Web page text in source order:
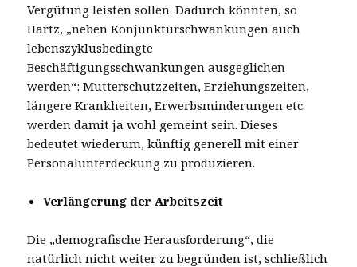
Vergütung leisten sollen. Dadurch könnten, so
Hartz, „neben Konjunkturschwankungen auch
lebenszyklusbedingte
Beschäftigungsschwankungen ausgeglichen
werden“: Mutterschutzzeiten, Erziehungszeiten,
längere Krankheiten, Erwerbsminderungen etc.
werden damit ja wohl gemeint sein. Dieses
bedeutet wiederum, künftig generell mit einer
Personalunterdeckung zu produzieren.
Verlängerung der Arbeitszeit
Die „demografische Herausforderung“, die
natürlich nicht weiter zu begründen ist, schließlich